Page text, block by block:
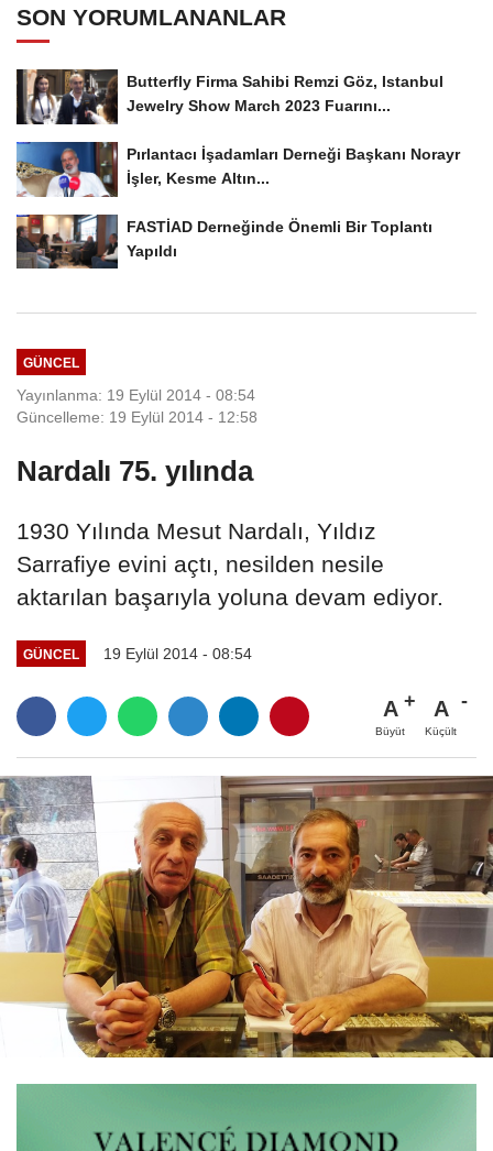
SON YORUMLANANLAR
Butterfly Firma Sahibi Remzi Göz, Istanbul
Jewelry Show March 2023 Fuarını...
Pırlantacı İşadamları Derneği Başkanı Norayr
İşler, Kesme Altın...
FASTİAD Derneğinde Önemli Bir Toplantı
Yapıldı
GÜNCEL
Yayınlanma: 19 Eylül 2014 - 08:54
Güncelleme: 19 Eylül 2014 - 12:58
Nardalı 75. yılında
1930 Yılında Mesut Nardalı, Yıldız
Sarrafiye evini açtı, nesilden nesile
aktarılan başarıyla yoluna devam ediyor.
GÜNCEL 19 Eylül 2014 - 08:54
A
Büyüt
A
Küçült